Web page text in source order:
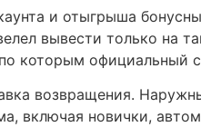
и отыгрыша
вывести только на
которым официальный
возвращения.
включая новички,